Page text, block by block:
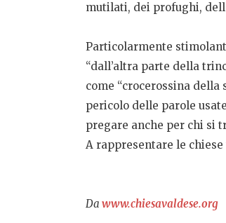
mutilati, dei profughi,
Particolarmente
“dall’altra parte della
come “crocerossina
pericolo delle parole
pregare anche per chi si
A rappresentare le
Da www.chiesavaldese.org